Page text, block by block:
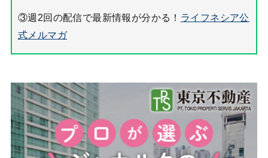
③週2回の配信で最新情報が分かる！ ライフネシア公
式メルマガ